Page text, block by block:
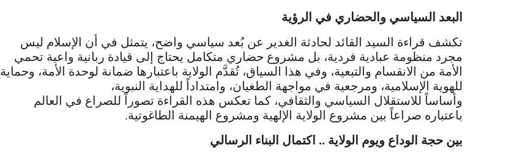
البعد السياسي والحضاري في الرؤية
تكشف قراءة السيد القائد لحادثة الغدير عن بُعد سياسي واضح، يتمثل في أن الإسلام ليس
مجرد منظومة عبادية فردية، بل مشروع حضاري متكامل يحتاج إلى قيادة ربانية واعية تحمي
الأمة من الانقسام والتبعية، وفي هذا السياق، تُقدَّم الولاية باعتبارها ضمانة لوحدة الأمة، وحماية
للهوية الإسلامية، ومرجعية في مواجهة الطغيان، وامتداداً للهداية النبوية،
وأساساً للاستقلال السياسي والثقافي، كما تعكس هذه القراءة تصوراً للصراع في العالم
باعتباره صراعاً بين مشروع الولاية الإلهية ومشروع الهيمنة الطاغوتية.
بين حجة الوداع ويوم الولاية .. اكتمال البناء الرسالي